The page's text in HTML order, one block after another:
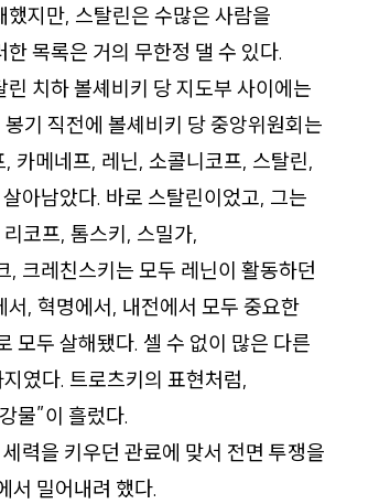
지만, 스탈린은 수많은 사람을
목록은 거의 무한정 댈 수 있다.
치하 볼셰비키 당 지도부 사이에는
기 직전에 볼셰비키 당 중앙위원회는
카메네프, 레닌, 소콜니코프, 스탈린,
아남았다. 바로 스탈린이었고, 그는
코프, 톰스키, 스밀가,
크레친스키는 모두 레닌이 활동하던
, 혁명에서, 내전에서 모두 중요한
모두 살해됐다. 셀 수 없이 많은 다른
였다. 트로츠키의 표현처럼,
물”이 흘렀다.
력을 키우던 관료에 맞서 전면 투쟁을
서 밀어내려 했다.